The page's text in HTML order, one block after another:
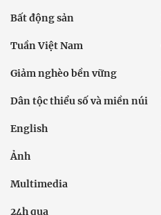
Bất động sản
Tuần Việt Nam
Giảm nghèo bền vững
Dân tộc thiểu số và miền núi
English
Ảnh
Multimedia
24h qua